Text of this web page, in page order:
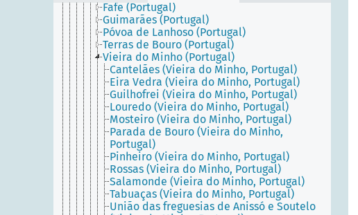
Fafe (Portugal)
Guimarães (Portugal)
Póvoa de Lanhoso (Portugal)
Terras de Bouro (Portugal)
Vieira do Minho (Portugal)
Cantelães (Vieira do Minho, Portugal)
Eira Vedra (Vieira do Minho, Portugal)
Guilhofrei (Vieira do Minho, Portugal)
Louredo (Vieira do Minho, Portugal)
Mosteiro (Vieira do Minho, Portugal)
Parada de Bouro (Vieira do Minho,
Portugal)
Pinheiro (Vieira do Minho, Portugal)
Rossas (Vieira do Minho, Portugal)
Salamonde (Vieira do Minho, Portugal)
Tabuaças (Vieira do Minho, Portugal)
União das freguesias de Anissó e Soutelo